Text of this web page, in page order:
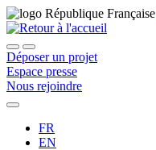
Déposer un projet
Espace presse
Nous rejoindre
FR
EN